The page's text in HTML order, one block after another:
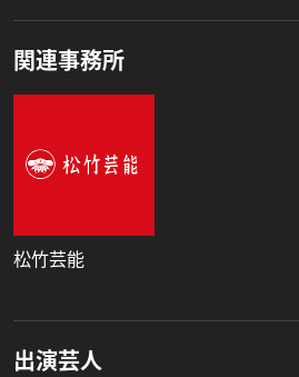
関連事務所
松竹芸能
出演芸人